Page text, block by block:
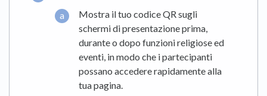
Mostra il tuo codice QR sugli
schermi di presentazione prima,
durante o dopo funzioni religiose ed
eventi, in modo che i partecipanti
possano accedere rapidamente alla
tua pagina.